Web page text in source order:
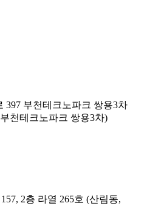
397 부천테크노파크 쌍용3차
천테크노파크 쌍용3차)
2층 라열 265호 (산림동,